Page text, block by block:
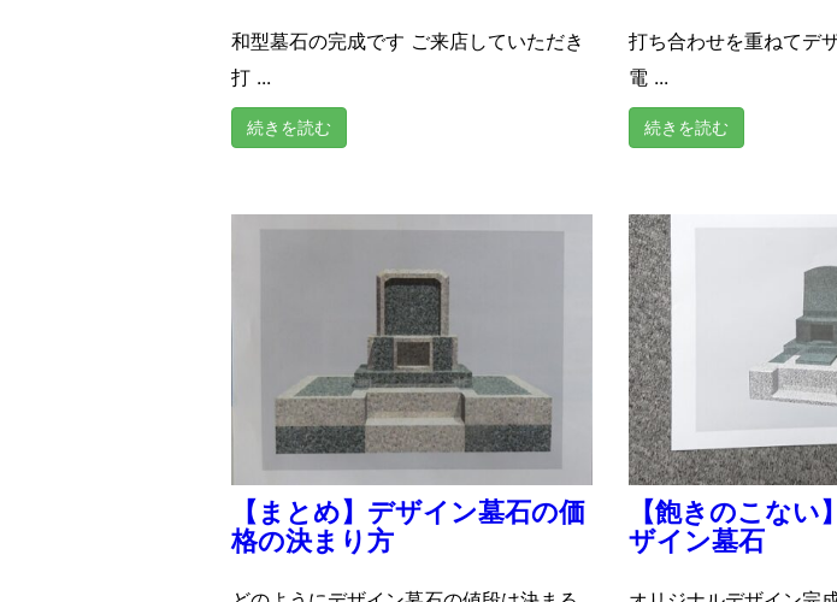
和型墓石の完成です ご来店していただき
打 ...
続きを読む
打ち合わせを重ねてデ
電 ...
続きを読む
【まとめ】デザイン墓石の価
格の決まり方
【飽きのこない
ザイン墓石